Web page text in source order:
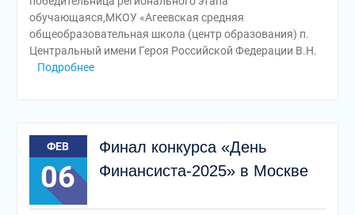
обучающаяся,МКОУ «Агеевская средняя
общеобразовательная школа (центр образования) п.
Центральный имени Героя Российской Федерации В.Н.
Подробнее
ФЕВ
06
Финал конкурса «День
Финансиста-2025» в Москве